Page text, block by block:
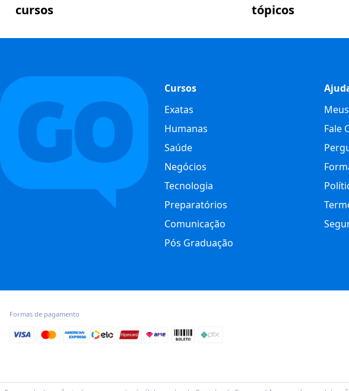
cursos tópicos
Cursos
Exatas
Humanas
Saúde
Negócios
Tecnologia
Preparatórios
Comunicação
Pós Graduação
Fale
Formas de pagamento